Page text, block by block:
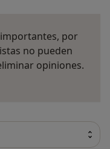
por
no pueden
opiniones.